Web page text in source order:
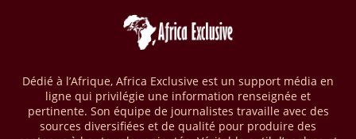
publique en charge du secteur. Dans le détail, la première découverte
gazière a été enregistrée via le puits d’exploration A1-69/02 situé dans
le groupe Sonatrach ont affiché 13 millions de pieds cubes de gaz par
jour et 327 barils de condensats.
04/04/26 BASSIN DU CONGO
Dédié à l’Afrique, Africa Exclusive est un support média en
ligne qui privilégie une information renseignée et
pertinente. Son équipe de journalistes travaille avec des
sources diversifiées et de qualité pour produire des